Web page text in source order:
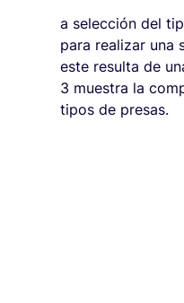
a selección del
para realizar una
este resulta de
3 muestra la
tipos de presas.